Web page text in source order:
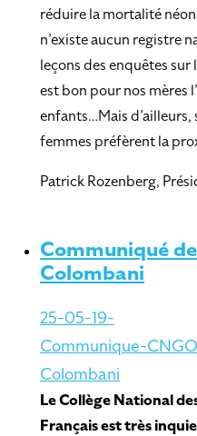
réduire la mortalité
n’existe aucun registre
leçons des enquêtes
est bon pour nos mères
enfants…Mais d’ailleurs,
femmes préfèrent la
Patrick Rozenberg,
Communiqué
Colombani
25-05-19-
Communique-
Colombani
Le Collège National
Français est très